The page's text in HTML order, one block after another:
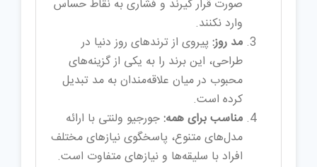
صورت قرار گیرند و فشاری به نقاط حساس
وارد نکنند.
مد روز:پیروی از ترندهای روز دنیا در
طراحی، این برند را به یکی از گزینه‌های
محبوب در میان علاقه‌مندان به مد تبدیل
کرده است.
مناسب برای همه:جورجیو ولنتی با ارائه
مدل‌های متنوع، پاسخگوی نیازهای مختلف
افراد با سلیقه‌ها و نیازهای متفاوت است.